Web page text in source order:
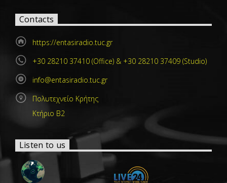
Contacts
https://entasiradio.tuc.gr
+30 28210 37410 (Office) & +30 28210 37409 (Studio)
info@entasiradio.tuc.gr
Πολυτεχνείο Κρήτης
Κτήριο Β2
Listen to us